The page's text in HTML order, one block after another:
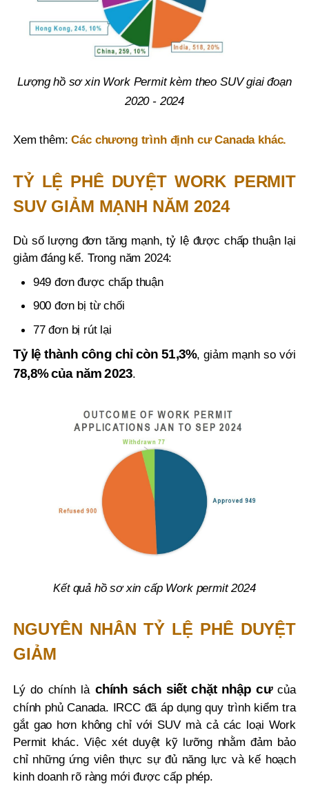
Lượng hồ sơ xin Work Permit kèm theo SUV giai đoạn
2020 - 2024
Xem thêm: Các chương trình định cư Canada khác.
TỶ LỆ PHÊ DUYỆT WORK PERMIT
SUV GIẢM MẠNH NĂM 2024
Dù số lượng đơn tăng mạnh, tỷ lệ được chấp thuận lại
giảm đáng kể. Trong năm 2024:
949 đơn được chấp thuận
900 đơn bị từ chối
77 đơn bị rút lại
Tỷ lệ thành công chỉ còn 51,3%, giảm mạnh so với
78,8% của năm 2023.
Kếtquả hồ sơ xin cấp Work permit 2024
NGUYÊN NHÂN TỶ LỆ PHÊ DUYỆT
GIẢM
Lý do chính là chính sách siết chặt nhập cưcủa
chính phủ Canada. IRCC đã áp dụng quy trình kiểm tra
gắt gao hơn không chỉ với SUV mà cả các loại Work
Permit khác. Việc xét duyệt kỹ lưỡng nhằm đảm bảo
chỉ những ứng viên thực sự đủ năng lực và kế hoạch
kinh doanh rõ ràng mới được cấp phép.